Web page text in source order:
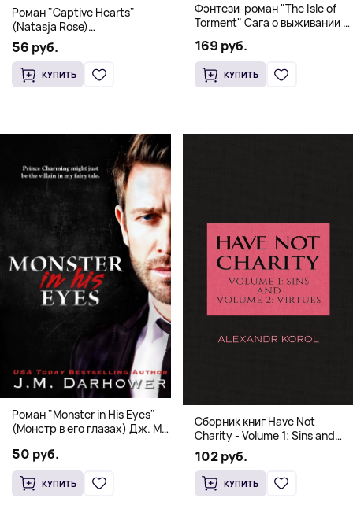
Роман "Captive Hearts"
(Natasja Rose)
Романтическое фэнтези
56 руб.
КУПИТЬ
Фэнтези-роман "The Isle of
Torment" Сага о выживании и
169 руб.
КУПИТЬ
Роман "Monster in His Eyes"
(Монстр в его глазах) Дж. М.
18+
50 руб.
КУПИТЬ
Сборник книг Have Not
Charity - Volume 1: Sins and
Volume 2: Virtues
102 руб.
КУПИТЬ